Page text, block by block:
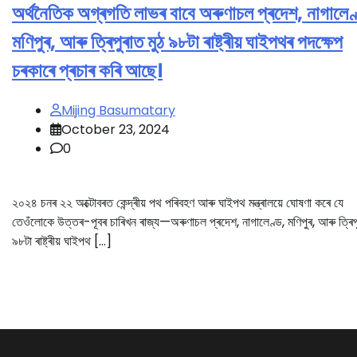
অৰ্থনৈতিক অগ্ৰগতি লাভৰ বাবে অৰুণাচল প্ৰদেশ,
মণিপুৰ, আৰু ত্ৰিপুৰাত মুঠ ৯৮টা ৰাষ্ট্ৰীয় ঘাইপথৰ পদক্ষেপ
চৰকাৰে প্ৰচাৰ কৰি আছে।
Mijing Basumatary
October 23, 2024
0
২০২৪ চনৰ ২২ অক্টোবৰত কেন্দ্ৰীয় পথ পৰিবহণ আৰু ঘাইপথ মন্ত্ৰালয়ে ঘোষণা কৰে যে
তেওঁলোকে উত্তৰ-পূবৰ চাৰিখন ৰাজ্য—অৰুণাচল প্ৰদেশ, নাগালেণ্ড, মণিপুৰ, আৰু
৯৮টা ৰাষ্ট্ৰীয় ঘাইপথ […]